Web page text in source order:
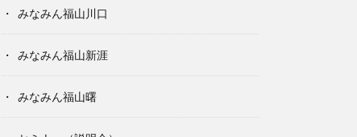
みなみん福山川口
みなみん福山新涯
みなみん福山曙